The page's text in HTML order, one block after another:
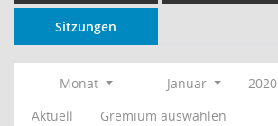
Sitzungen
Monat Januar
2020
Aktuell
Gremium auswählen